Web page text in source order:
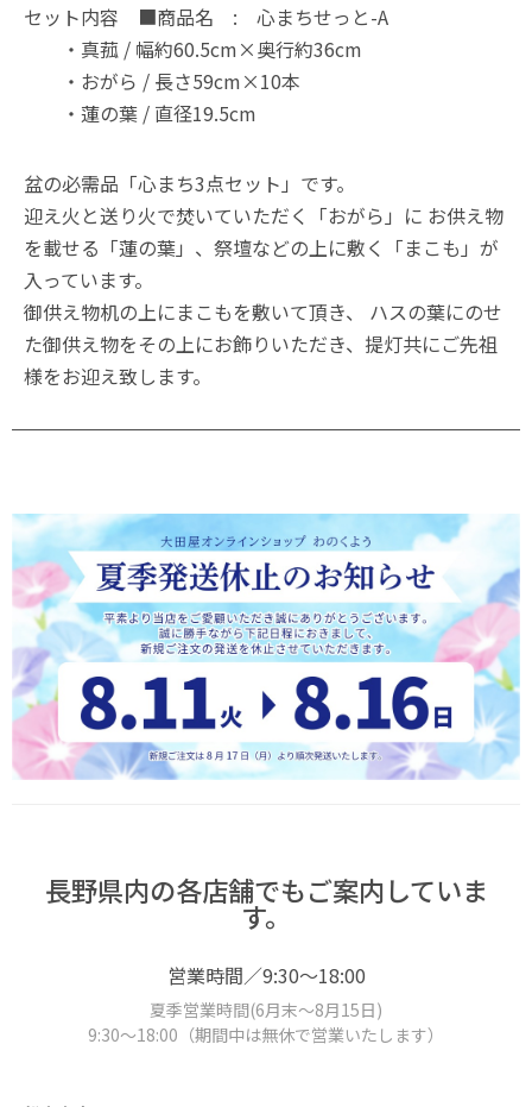
セット内容 ■商品名 : 心まちせっと-A
・真菰 / 幅約60.5cm×奥行約36cm
・おがら / 長さ59cm×10本
・蓮の葉 / 直径19.5cm
盆の必需品「心まち3点セット」です。
迎え火と送り火で焚いていただく「おがら」に お供え物
を載せる「蓮の葉」、祭壇などの上に敷く「まこも」が
入っています。
御供え物机の上にまこもを敷いて頂き、 ハスの葉にのせ
た御供え物をその上にお飾りいただき、提灯共にご先祖
様をお迎え致します。
長野県内の各店舗でもご案内していま
す。
営業時間／9:30～18:00
夏季営業時間(6月末～8月15日)
9:30～18:00（期間中は無休で営業いたします）